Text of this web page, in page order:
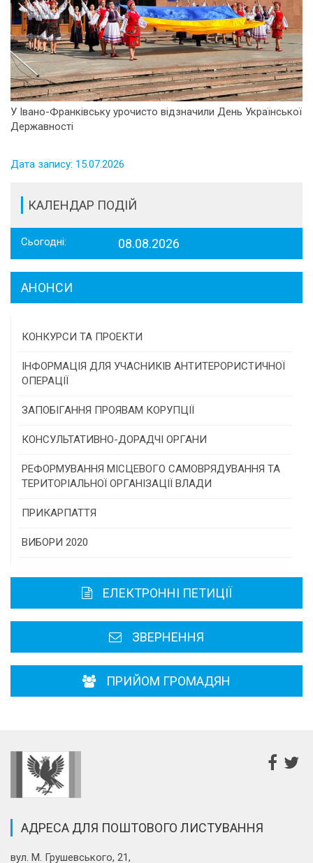
У Івано-Франківську урочисто відзначили День Української
Державності
Дата запису: 15.07.2026
КАЛЕНДАР ПОДІЙ
Сьогодні: 08.08.2026
АНОНСИ
КОНКУРСИ ТА ПРОЕКТИ
Конкурс проектів та програм місцевого
самоврядування
Конкурс інститутів громадянського суспільства
Програми/конкурси МТД
ІНФОРМАЦІЯ ДЛЯ УЧАСНИКІВ АНТИТЕРОРИСТИЧНОЇ
ОПЕРАЦІЇ
ЗАПОБІГАННЯ ПРОЯВАМ КОРУПЦІЇ
КОНСУЛЬТАТИВНО-ДОРАДЧІ ОРГАНИ
Консультативна рада
РЕФОРМУВАННЯ МІСЦЕВОГО САМОВРЯДУВАННЯ ТА
ТЕРИТОРІАЛЬНОЇ ОРГАНІЗАЦІЇ ВЛАДИ
ПРИКАРПАТТЯ
Історична довідка
Районні, міські ради
ВИБОРИ 2020
ЕЛЕКТРОННІ ПЕТИЦІЇ
ЗВЕРНЕННЯ
ПРИЙОМ ГРОМАДЯН
АДРЕСА ДЛЯ ПОШТОВОГО ЛИСТУВАННЯ
вул. М. Грушевського, 21,